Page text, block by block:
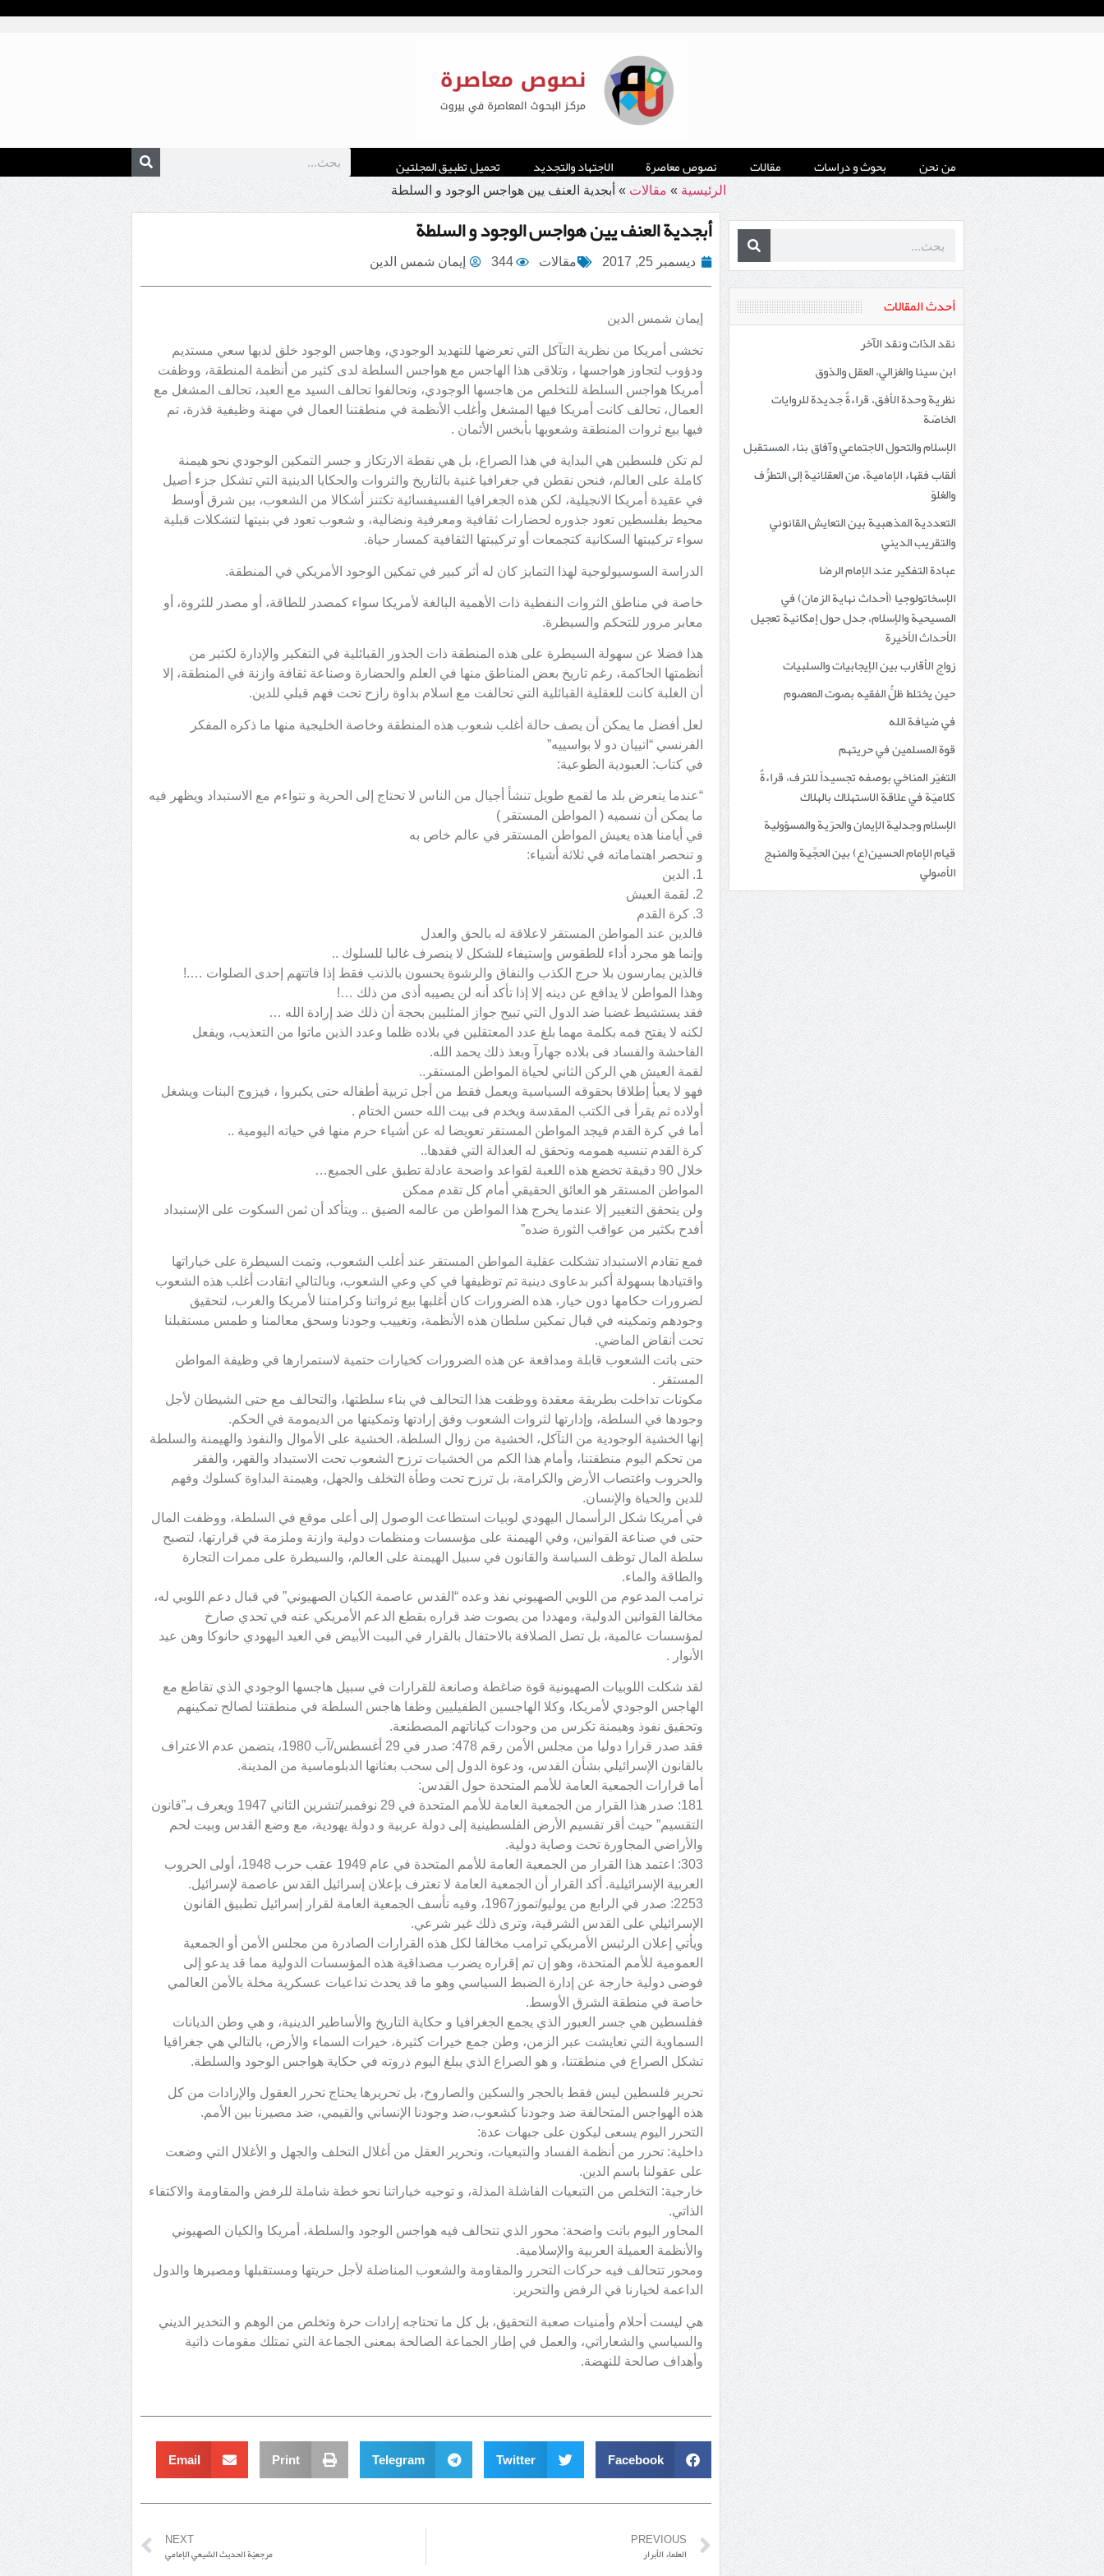
من نحن بحوث و دراسات مقالات نصوص معاصرة الاجتهاد والتجديد تحميل تطبيق المجلتين
الرئيسية » مقالات» أبجدية العنف يين هواجس الوجود و السلطة
أحدث المقالات
نقد الذات ونقد الآخر
ابن سينا والغزالي، العقل والذوق
نظرية وحدة الأفق، قراءةٌ جديدة للروايات
الخاصّة
الإسلام والتحول الاجتماعي وآفاق بناء المستقبل
ألقاب فقهاء الإمامية، من العقلانية إلى التطرُّف
والغلوّ
التعددية المذهبية بين التعايش القانوني
والتقريب الديني
عبادة التفكير عند الإمام الرضا
الإسخاتولوجيا (أحداث نهاية الزمان) في
المسيحية والإسلام، جدل حول إمكانية تعجيل
الأحداث الأخيرة
زواج الأقارب بين الإيجابيات والسلبيات
حين يختلط ظلُّ الفقيه بصوت المعصوم
في ضيافة الله
قوة المسلمين في حريتهم
التغيّر المناخي بوصفه تجسيداً للترف، قراءةٌ
كلاميّة في علاقة الاستهلاك بالهلاك
الإسلام وجدلية الإيمان والحرّية والمسؤولية
قيام الإمام الحسين(ع) بين الحجِّية والمنهج
الأصولي
أبجدية العنف يين هواجس الوجود و السلطة
ديسمبر 25, 2017 مقالات 344 إيمان شمس الدين
إيمان شمس الدين
تخشى أمريكا من نظرية التآكل التي تعرضها للتهديد الوجودي، وهاجس الوجود خلق لديها سعي مستديم
ودؤوب لتجاوز هواجسها ، وتلاقى هذا الهاجس مع هواجس السلطة لدى كثير من أنظمة المنطقة، ووظفت
أمريكا هواجس السلطة للتخلص من هاجسها الوجودي، وتحالفوا تحالف السيد مع العبد، تحالف المشغل مع
العمال، تحالف كانت أمريكا فيها المشغل وأغلب الأنظمة في منطقتنا العمال في مهنة وظيفية قذرة، تم
فيها بيع ثروات المنطقة وشعوبها بأبخس الأثمان .
لم تكن فلسطين هي البداية في هذا الصراع، بل هي نقطة الارتكاز و جسر التمكين الوجودي نحو هيمنة
كاملة على العالم، فنحن نقطن في جغرافيا غنية بالتاريخ والثروات والحكايا الدينية التي تشكل جزء أصيل
في عقيدة أمريكا الانجيلية، لكن هذه الجغرافيا الفسيفسائية تكتنز أشكالا من الشعوب، بين شرق أوسط
محيط بفلسطين تعود جذوره لحضارات ثقافية ومعرفية ونضالية، و شعوب تعود في بنيتها لتشكلات قبلية
سواء تركيبتها السكانية كتجمعات أو تركيبتها الثقافية كمسار حياة.
الدراسة السوسيولوجية لهذا التمايز كان له أثر كبير في تمكين الوجود الأمريكي في المنطقة.
خاصة في مناطق الثروات النفطية ذات الأهمية البالغة لأمريكا سواء كمصدر للطاقة، أو مصدر للثروة، أو
معابر مرور للتحكم والسيطرة.
هذا فضلا عن سهولة السيطرة على هذه المنطقة ذات الجذور القبائلية في التفكير والإدارة لكثير من
أنظمتها الحاكمة، رغم تاريخ بعض المناطق منها في العلم والحضارة وصناعة ثقافة وازنة في المنطقة، إلا
أن الغلبة كانت للعقلية القبائلية التي تحالفت مع اسلام بداوة رازح تحت فهم قبلي للدين.
لعل أفضل ما يمكن أن يصف حالة أغلب شعوب هذه المنطقة وخاصة الخليجية منها ما ذكره المفكر
الفرنسي “اتييان دو لا بواسييه”
في كتاب: العبودية الطوعية:
“عندما يتعرض بلد ما لقمع طويل تنشأ أجيال من الناس لا تحتاج إلى الحرية و تتواءم مع الاستبداد ويظهر فيه
ما يمكن أن نسميه ( المواطن المستقر )
في أيامنا هذه يعيش المواطن المستقر في عالم خاص به
و تنحصر اهتماماته في ثلاثة أشياء:
1. الدين
2. لقمة العيش
3. كرة القدم
فالدين عند المواطن المستقر لاعلاقة له بالحق والعدل
وإنما هو مجرد أداء للطقوس وإستيفاء للشكل لا ينصرف غالبا للسلوك ..
فالذين يمارسون بلا حرج الكذب والنفاق والرشوة يحسون بالذنب فقط إذا فاتتهم إحدى الصلوات ….!
وهذا المواطن لا يدافع عن دينه إلا إذا تأكد أنه لن يصيبه أذى من ذلك …!
فقد يستشيط غضبا ضد الدول التي تبيح جواز المثليين بحجة أن ذلك ضد إرادة الله …
لكنه لا يفتح فمه بكلمة مهما بلغ عدد المعتقلين في بلاده ظلما وعدد الذين ماتوا من التعذيب، ويفعل
الفاحشة والفساد فى بلاده جهارآ وبعذ ذلك يحمد الله.
لقمة العيش هي الركن الثاني لحياة المواطن المستقر..
فهو لا يعبأ إطلاقا بحقوقه السياسية ويعمل فقط من أجل تربية أطفاله حتى يكبروا ، فيزوج البنات ويشغل
أولاده ثم يقرأ فى الكتب المقدسة ويخدم فى بيت الله حسن الختام .
أما في كرة القدم فيجد المواطن المستقر تعويضا له عن أشياء حرم منها في حياته اليومية ..
كرة القدم تنسيه همومه وتحقق له العدالة التي فقدها..
خلال 90 دقيقة تخضع هذه اللعبة لقواعد واضحة عادلة تطبق على الجميع…
المواطن المستقر هو العائق الحقيقي أمام كل تقدم ممكن
ولن يتحقق التغيير إلا عندما يخرج هذا المواطن من عالمه الضيق .. ويتأكد أن ثمن السكوت على الإستبداد
أفدح بكثير من عواقب الثورة ضده”
فمع تقادم الاستبداد تشكلت عقلية المواطن المستقر عند أغلب الشعوب، وتمت السيطرة على خياراتها
واقتيادها بسهولة أكبر بدعاوى دينية تم توظيفها في كي وعي الشعوب، وبالتالي انقادت أغلب هذه الشعوب
لضرورات حكامها دون خيار، هذه الضرورات كان أغلبها بيع ثرواتنا وكرامتنا لأمريكا والغرب، لتحقيق
وجودهم وتمكينه في قبال تمكين سلطان هذه الأنظمة، وتغييب وجودنا وسحق معالمنا و طمس مستقبلنا
تحت أنقاض الماضي.
حتى باتت الشعوب قابلة ومدافعة عن هذه الضرورات كخيارات حتمية لاستمرارها في وظيفة المواطن
المستقر .
مكونات تداخلت بطريقة معقدة ووظفت هذا التحالف في بناء سلطتها، والتحالف مع حتى الشيطان لأجل
وجودها في السلطة، وإدارتها لثروات الشعوب وفق إرادتها وتمكينها من الديمومة في الحكم.
إنها الخشية الوجودية من التآكل، الخشية من زوال السلطة، الخشية على الأموال والنفوذ والهيمنة والسلطة
من تحكم اليوم منطقتنا، وأمام هذا الكم من الخشيات ترزح الشعوب تحت الاستبداد والقهر، والفقر
والحروب واغتصاب الأرض والكرامة، بل ترزح تحت وطأة التخلف والجهل، وهيمنة البداوة كسلوك وفهم
للدين والحياة والإنسان.
في أمريكا شكل الرأسمال اليهودي لوبيات استطاعت الوصول إلى أعلى موقع في السلطة، ووظفت المال
حتى في صناعة القوانين، وفي الهيمنة على مؤسسات ومنظمات دولية وازنة وملزمة في قرارتها، لتصبح
سلطة المال توظف السياسة والقانون في سبيل الهيمنة على العالم، والسيطرة على ممرات التجارة
والطاقة والماء.
ترامب المدعوم من اللوبي الصهيوني نفذ وعده “القدس عاصمة الكيان الصهيوني” في قبال دعم اللوبي له،
مخالفا القوانين الدولية، ومهددا من يصوت ضد قراره بقطع الدعم الأمريكي عنه في تحدي صارخ
لمؤسسات عالمية، بل تصل الصلافة بالاحتفال بالقرار في البيت الأبيض في العيد اليهودي حانوكا وهن عيد
الأنوار .
لقد شكلت اللوبيات الصهيونية قوة ضاغطة وصانعة للقرارات في سبيل هاجسها الوجودي الذي تقاطع مع
الهاجس الوجودي لأمريكا، وكلا الهاجسين الطفيليين وظفا هاجس السلطة في منطقتنا لصالح تمكينهم
وتحقيق نفوذ وهيمنة تكرس من وجودات كياناتهم المصطنعة.
فقد صدر قرارا دوليا من مجلس الأمن رقم 478: صدر في 29 أغسطس/آب 1980، يتضمن عدم الاعتراف
بالقانون الإسرائيلي بشأن القدس، ودعوة الدول إلى سحب بعثاتها الدبلوماسية من المدينة.
أما قرارات الجمعية العامة للأمم المتحدة حول القدس:
181: صدر هذا القرار من الجمعية العامة للأمم المتحدة في 29 نوفمبر/تشرين الثاني 1947 ويعرف بـ”قانون
التقسيم” حيث أقر تقسيم الأرض الفلسطينية إلى دولة عربية و دولة يهودية، مع وضع القدس وبيت لحم
والأراضي المجاورة تحت وصاية دولية.
303: اعتمد هذا القرار من الجمعية العامة للأمم المتحدة في عام 1949 عقب حرب 1948، أولى الحروب
العربية الإسرائيلية. أكد القرار أن الجمعية العامة لا تعترف بإعلان إسرائيل القدس عاصمة لإسرائيل.
2253: صدر في الرابع من يوليو/تموز1967، وفيه تأسف الجمعية العامة لقرار إسرائيل تطبيق القانون
الإسرائيلي على القدس الشرقية، وترى ذلك غير شرعي.
ويأتي إعلان الرئيس الأمريكي ترامب مخالفا لكل هذه القرارات الصادرة من مجلس الأمن أو الجمعية
العمومية للأمم المتحدة، وهو إن تم إقراره يضرب مصداقية هذه المؤسسات الدولية مما قد يدعو إلى
فوضى دولية خارجة عن إدارة الضبط السياسي وهو ما قد يحدث تداعيات عسكرية مخلة بالأمن العالمي
خاصة في منطقة الشرق الأوسط.
ففلسطين هي جسر العبور الذي يجمع الجغرافيا و حكاية التاريخ والأساطير الدينية، و هي وطن الديانات
السماوية التي تعايشت عبر الزمن، وطن جمع خيرات كثيرة، خيرات السماء والأرض، بالتالي هي جغرافيا
تشكل الصراع في منطقتنا، و هو الصراع الذي يبلغ اليوم ذروته في حكاية هواجس الوجود والسلطة.
تحرير فلسطين ليس فقط بالحجر والسكين والصاروخ، بل تحريرها يحتاج تحرر العقول والإرادات من كل
هذه الهواجس المتحالفة ضد وجودنا كشعوب،ضد وجودنا الإنساني والقيمي، ضد مصيرنا بين الأمم.
التحرر اليوم يسعى ليكون على جبهات عدة:
داخلية: تحرر من أنظمة الفساد والتبعيات، وتحرير العقل من أغلال التخلف والجهل و الأغلال التي وضعت
على عقولنا باسم الدين.
خارجية: التخلص من التبعيات الفاشلة المذلة، و توجيه خياراتنا نحو خطة شاملة للرفض والمقاومة والاكتفاء
الذاتي.
المحاور اليوم باتت واضحة: محور الذي تتحالف فيه هواجس الوجود والسلطة، أمريكا والكيان الصهيوني
والأنظمة العميلة العربية والإسلامية.
ومحور تتحالف فيه حركات التحرر والمقاومة والشعوب المناضلة لأجل حريتها ومستقبلها ومصيرها والدول
الداعمة لخيارنا في الرفض والتحرير.
هي ليست أحلام وأمنيات صعبة التحقيق، بل كل ما تحتاجه إرادات حرة وتخلص من الوهم و التخدير الديني
والسياسي والشعاراتي، والعمل في إطار الجماعة الصالحة بمعنى الجماعة التي تمتلك مقومات ذاتية
وأهداف صالحة للنهضة.
Facebook
Twitter
Telegram
Print
Email
PREVIOUS
العلماء الأبرار
NEXT
مرجعيّة الحديث الشيعي الإمامي